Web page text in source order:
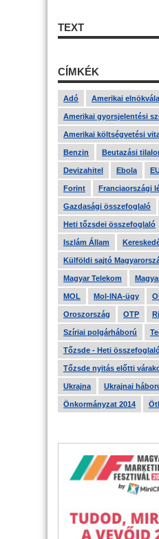
TEXT
CÍMKÉK
Adó Amerikai
Amerikai gyorsjelentési
Amerikai költségvetési
Benzin Beutazási
Devizahitel Ebola
Forint Franciaországi
Gazdasági összefoglaló
Heti tőzsdei összefoglaló
Iszlám Állam
Külföldi sajtó
Magyar Telekom
MOL Mol-INA-ügy
Oroszország OTP
Szíriai polgárháború
Tőzsde - Heti
Tőzsde nyitás előtti
Ukrajna Ukrajnai
Önkormányzat 2014